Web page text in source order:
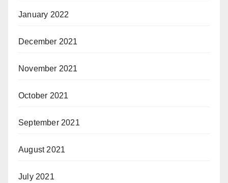
January 2022
December 2021
November 2021
October 2021
September 2021
August 2021
July 2021